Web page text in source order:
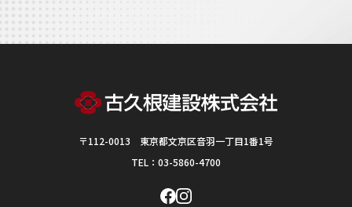
〒112-0013 東京都文京区音羽一丁目1番1号
TEL：03-5860-4700